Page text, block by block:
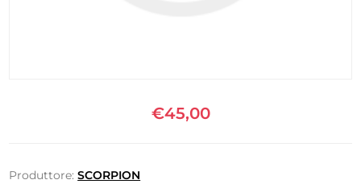
€45,00
Produttore: SCORPION